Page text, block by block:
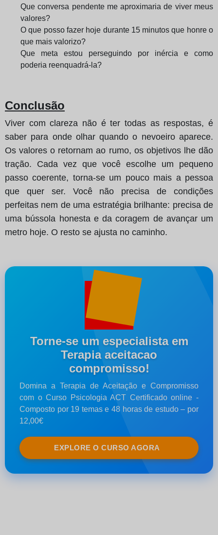
Que conversa pendente me aproximaria de viver meus
valores?
O que posso fazer hoje durante 15 minutos que honre o
que mais valorizo?
Que meta estou perseguindo por inércia e como
poderia reenquadrá-la?
Conclusão
Viver com clareza não é ter todas as respostas, é
saber para onde olhar quando o nevoeiro aparece.
Os valores o retornam ao rumo, os objetivos lhe dão
tração. Cada vez que você escolhe um pequeno
passo coerente, torna-se um pouco mais a pessoa
que quer ser. Você não precisa de condições
perfeitas nem de uma estratégia brilhante: precisa de
uma bússola honesta e da coragem de avançar um
metro hoje. O resto se ajusta no caminho.
Torne-se um especialista em
Terapia aceitacao
compromisso!
Domina a Terapia de Aceitação e Compromisso
com o Curso Psicologia ACT Certificado online -
Composto por 19 temas e 48 horas de estudo – por
12,00€
EXPLORE O CURSO AGORA